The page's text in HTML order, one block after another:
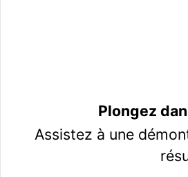
Plongez
Assistez à une